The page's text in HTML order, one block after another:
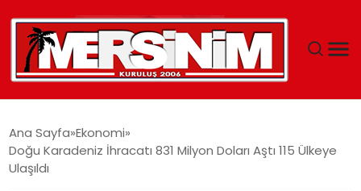
YAŞAM
Ana Sayfa Ekonomi
Doğu Karadeniz İhracatı 831 Milyon Doları Aştı 115 Ülkeye
Ulaşıldı